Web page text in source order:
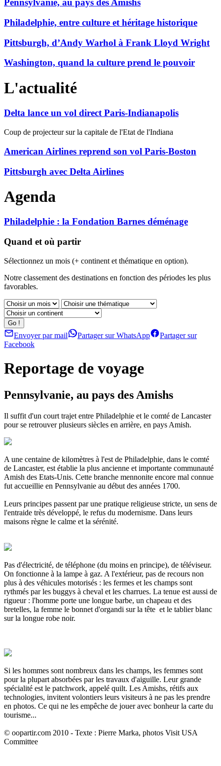
Pennsylvanie, au pays des Amishs
Philadelphie, entre culture et héritage historique
Pittsburgh, d’Andy Warhol à Frank Lloyd Wright
Washington, quand la culture prend le pouvoir
L'actualité
Delta lance un vol direct Paris-Indianapolis
Coup de projecteur sur la capitale de l'Etat de l'Indiana
American Airlines reprend son vol Paris-Boston
Pittsburgh avec Delta Airlines
Agenda
Philadelphie : la Fondation Barnes déménage
Quand et où partir
Sélectionnez un mois (+ continent et thématique en option).
Notre classement des destinations en fonction des périodes les plus
favorables.
Envoyer par mail Partager sur WhatsApp
Partager sur
Facebook
Reportage de voyage
Pennsylvanie, au pays des Amishs
Il suffit d'un court trajet entre Philadelphie et le comté de Lancaster
pour se retrouver plusieurs siècles en arrière, en pays Amish.
A une centaine de kilomètres à l'est de Philadelphie, dans le comté
de Lancaster, est établie la plus ancienne et importante communauté
Amish des Etats-Unis. Cette branche mennonite encore mal connue
fut accueillie en Pennsylvanie au début des années 1700.
Leurs principes passent par une pratique religieuse stricte, un sens de
l'entraide très développé, le refus du modernisme. Dans leurs
maisons règne le calme et la sérénité.
Pas d'électricité, de téléphone (du moins en principe), de téléviseur.
On fonctionne à la lampe à gaz. A l'extérieur, pas de recours non
plus à des véhicules motorisés : les fermes et les champs sont
rythmés par les buggys à cheval et les charrues. La tenue est aussi de
rigueur : l'homme porte une longue barbe, un chapeau et des
bretelles, la femme le bonnet d'organdi sur la tête et le tablier blanc
sur la longue robe noir.
Si les hommes sont nombreux dans les champs, les femmes sont
pour la plupart absorbées par les travaux d'aiguille. Leur grande
spécialité est le patchwork, appelé quilt. Les Amishs, rétifs aux
technologies, invitent volontiers leurs visiteurs à ne pas les prendre
en photos. Ce qui ne les empêche de jouer avec bonheur la carte du
tourisme...
© oopartir.com 2010 - Texte : Pierre Marka, photos Visit USA
Committee